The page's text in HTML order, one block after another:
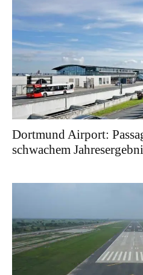
Dortmund Airport:
schwachem